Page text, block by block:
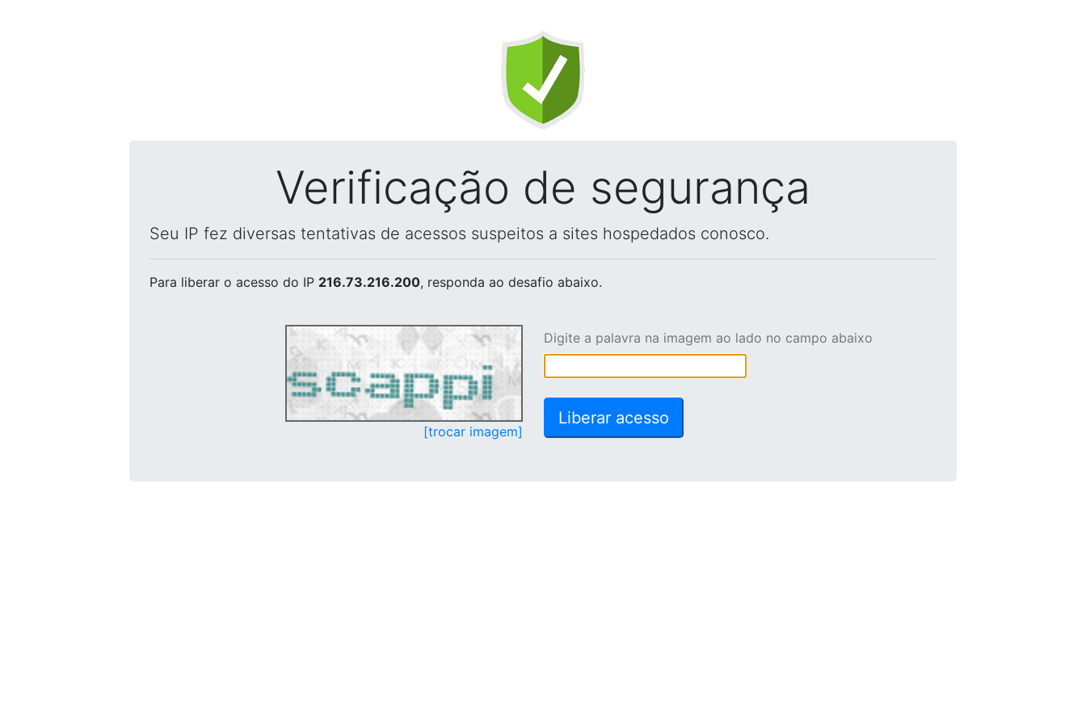
Verificação de segurança
Seu IP fez diversas tentativas de acessos suspeitos a sites hospedados conosco.
Para liberar o acesso do IP 216.73.216.200, responda ao desafio abaixo.
[trocar imagem]
Digite a palavra na imagem ao lado no campo abaixo